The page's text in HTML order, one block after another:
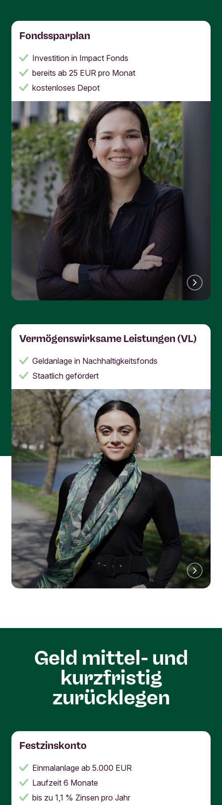
Fondssparplan
Investition in Impact Fonds
bereits ab 25 EUR pro Monat
kostenloses Depot
Vermögenswirksame Leistungen (VL)
Geldanlage in Nachhaltigkeitsfonds
Staatlich gefördert
Geld mittel- und
kurzfristig
zurücklegen
Festzinskonto
Einmalanlage ab 5.000 EUR
Laufzeit 6 Monate
bis zu 1,1 % Zinsen pro Jahr